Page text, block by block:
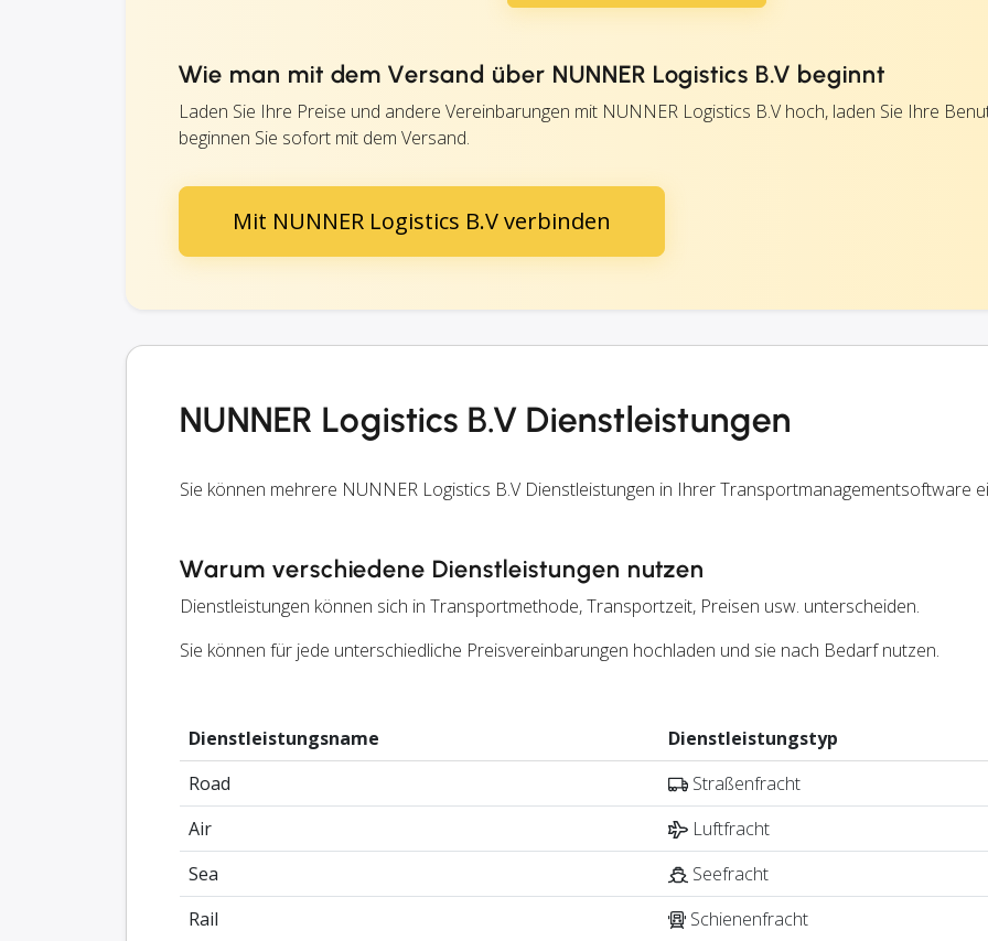
Wie man mit dem Versand über NUNNER Logistics B.V beginnt
Laden Sie Ihre Preise und andere Vereinbarungen mit NUNNER Logistics B.V hoch, laden Sie Ihre
beginnen Sie sofort mit dem Versand.
Mit NUNNER Logistics B.V verbinden
NUNNER Logistics B.V Dienstleistungen
Sie können mehrere NUNNER Logistics B.V Dienstleistungen in Ihrer Transportmanagementsoftware
Warum verschiedene Dienstleistungen nutzen
Dienstleistungen können sich in Transportmethode, Transportzeit, Preisen usw. unterscheiden.
Sie können für jede unterschiedliche Preisvereinbarungen hochladen und sie nach Bedarf nutzen.
Dienstleistungsname
Dienstleistungstyp
Road
Straßenfracht
Air
Luftfracht
Sea
Seefracht
Rail
Schienenfracht